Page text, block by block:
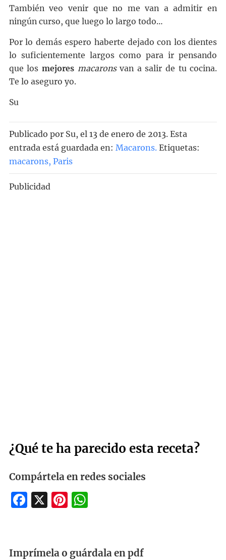
También veo venir que no me van a admitir en
ningún curso, que luego lo largo todo…
Por lo demás espero haberte dejado con los dientes
lo suficientemente largos como para ir pensando
que losmejores macaronsvan a salir de tu cocina.
Te lo aseguro yo.
Su
Publicado por Su, el 13 de enero de 2013. Esta
entrada está guardada en: Macarons. Etiquetas:
macarons, Paris
Publicidad
¿Qué te ha parecido esta receta?
Compártela en redes sociales
Facebook
X Pinterest
WhatsApp
Imprímela o guárdala en pdf